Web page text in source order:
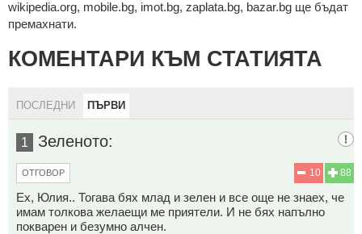
wikipedia.org, mobile.bg, imot.bg, zaplata.bg, bazar.bg ще бъдат
премахнати.
КОМЕНТАРИ КЪМ СТАТИЯТА
ПОСЛЕДНИ ПЪРВИ
1 Зеленото:
88
10
ОТГОВОР
Ех, Юлия.. Тогава бях млад и зелен и все още не знаех, че
имам толкова желаещи ме приятели. И не бях напълно
покварен и безумно алчен.